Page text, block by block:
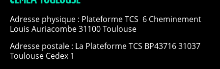
Adresse physique : Plateforme TCS 6 Cheminement
Louis Auriacombe 31100 Toulouse
Adresse postale : La Plateforme TCS BP43716 31037
Toulouse Cedex 1